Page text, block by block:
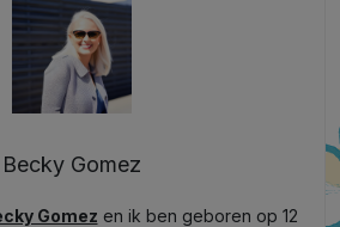
Becky Gomez
Gomez en ik ben geboren op 12